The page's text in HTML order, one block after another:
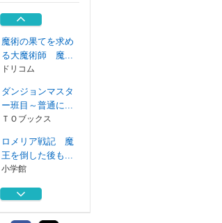
え入れたのは奴...
ＫＡＤＯＫＡＷＡ
魔術の果てを求め
る大魔術師 魔...
ドリコム
ダンジョンマスタ
ー班目～普通に...
ＴＯブックス
ロメリア戦記 魔
王を倒した後も...
小学館
ロメリア戦記～伯
マッグガーデン